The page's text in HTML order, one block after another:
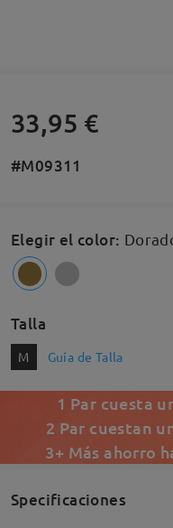
33,95 €
#M09311
Elegir el color:
Talla
M Guía de Talla
1 Par cuesta
2 Par cuestan
3+ Más ahorro
Specificaciones